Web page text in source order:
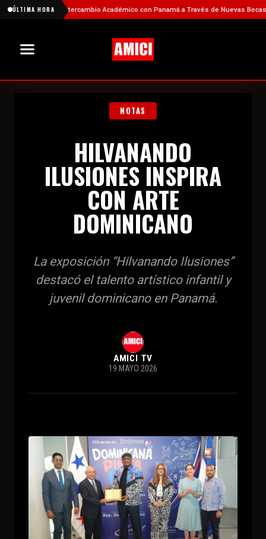
ÚLTIMA HORA
el Intercambio Académico con Panamá a Través de Nuevas Becas
NOTAS
HILVANANDO
ILUSIONES INSPIRA
CON ARTE
DOMINICANO
La exposición “Hilvanando Ilusiones”
destacó el talento artístico infantil y
juvenil dominicano en Panamá.
AMICI TV
19 MAYO 2026